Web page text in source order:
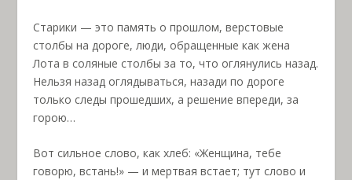
Старики — это память о прошлом, верстовые
столбы на дороге, люди, обращенные как жена
Лота в соляные столбы за то, что оглянулись назад.
Нельзя назад оглядываться, назади по дороге
только следы прошедших, а решение впереди, за
горою…
Вот сильное слово, как хлеб: «Женщина, тебе
говорю, встань!» — и мертвая встает; тут слово и